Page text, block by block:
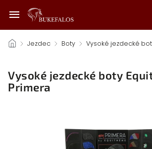
/ Jezdec / Boty / Vysoké jezdecké
Vysoké jezdecké boty
Primera